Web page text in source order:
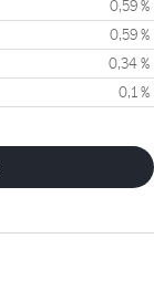
0,59 %
0,59 %
0,34 %
0,1 %